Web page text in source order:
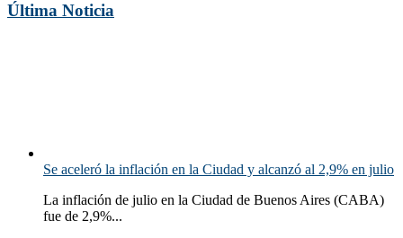
Última Noticia
Se aceleró la inflación en la Ciudad y alcanzó al 2,9% en julio
La inflación de julio en la Ciudad de Buenos Aires (CABA)
fue de 2,9%...